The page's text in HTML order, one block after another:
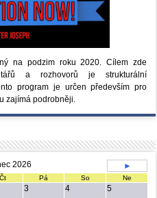
na podzim roku 2020.Cílem zde
a rozhovorů je strukturální
program je určen především pro
zajímá podrobněji.
2026 ►
Čt Pá So Ne
3 4 5